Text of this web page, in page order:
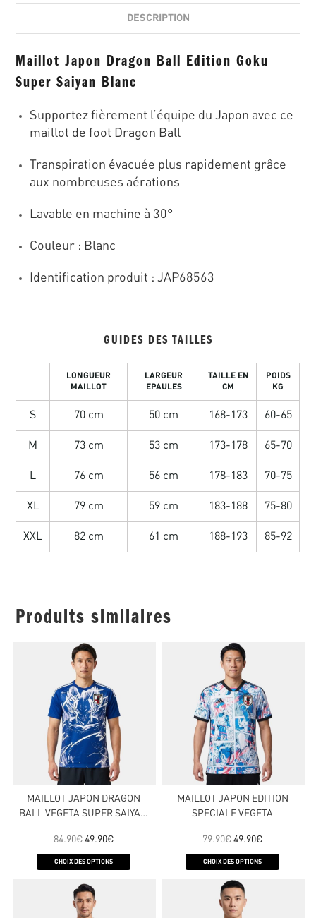
DESCRIPTION
Maillot Japon Dragon Ball Edition Goku
Super Saiyan Blanc
Supportez fièrement l’équipe du Japon avec ce
maillot de foot Dragon Ball
Transpiration évacuée plus rapidement grâce
aux nombreuses aérations
Lavable en machine à 30°
Couleur : Blanc
Identification produit : JAP68563
GUIDES DES TAILLES
LONGUEUR
MAILLOT
LARGEUR
EPAULES
TAILLE EN
CM
POIDS
KG
S 70 cm 50 cm 168-173 60-65
M 73 cm 53 cm 173-178 65-70
L 76 cm 56 cm 178-183 70-75
XL 79 cm 59 cm 183-188 75-80
XXL 82 cm 61 cm 188-193 85-92
Produits similaires
MAILLOT JAPON DRAGON
BALL VEGETA SUPER SAIYAN
84.90€ 49.90€
CHOIX DES OPTIONS
MAILLOT JAPON EDITION
SPECIALE VEGETA
79.90€ 49.90€
CHOIX DES OPTIONS